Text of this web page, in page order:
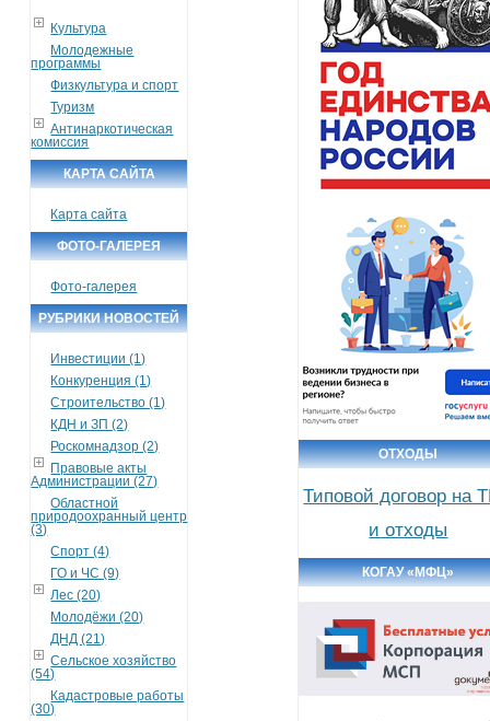
Культура
Молодежные
программы
Физкультура и спорт
Туризм
Антинаркотическая
комиссия
КАРТА САЙТА
Карта сайта
ФОТО-ГАЛЕРЕЯ
Фото-галерея
РУБРИКИ НОВОСТЕЙ
Инвестиции (1)
Конкуренция (1)
Строительство (1)
КДН и ЗП (2)
Роскомнадзор (2)
Правовые акты
Администрации (27)
Областной
природоохранный центр
(3)
Спорт (4)
ГО и ЧС (9)
Лес (20)
Молодёжи (20)
ДНД (21)
Сельское хозяйство
(54)
Кадастровые работы
(30)
ОТХОДЫ
Типовой договор на
и отходы
КОГАУ «МФЦ»